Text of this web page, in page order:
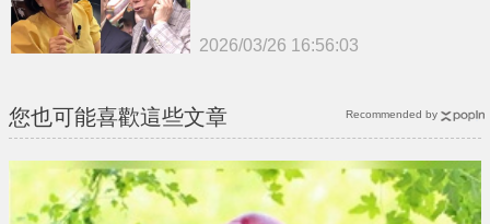
2026/03/26 16:56:03
您也可能喜歡這些文章 Recommended by